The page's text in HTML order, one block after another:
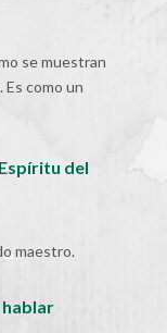
se muestran
Es como un
Espíritu del
maestro.
hablar